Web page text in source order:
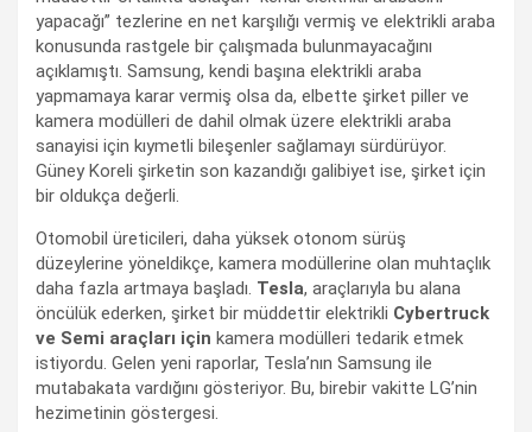
yapacağı” tezlerine en net karşılığı vermiş ve elektrikli araba
konusunda rastgele bir çalışmada bulunmayacağını
açıklamıştı. Samsung, kendi başına elektrikli araba
yapmamaya karar vermiş olsa da, elbette şirket piller ve
kamera modülleri de dahil olmak üzere elektrikli araba
sanayisi için kıymetli bileşenler sağlamayı sürdürüyor.
Güney Koreli şirketin son kazandığı galibiyet ise, şirket için
bir oldukça değerli.
Otomobil üreticileri, daha yüksek otonom sürüş
düzeylerine yöneldikçe, kamera modüllerine olan muhtaçlık
daha fazla artmaya başladı. Tesla, araçlarıyla bu alana
öncülük ederken, şirket bir müddettir elektrikli Cybertruck
ve Semi araçları için kamera modülleri tedarik etmek
istiyordu. Gelen yeni raporlar, Tesla’nın Samsung ile
mutabakata vardığını gösteriyor. Bu, birebir vakitte LG’nin
hezimetinin göstergesi.